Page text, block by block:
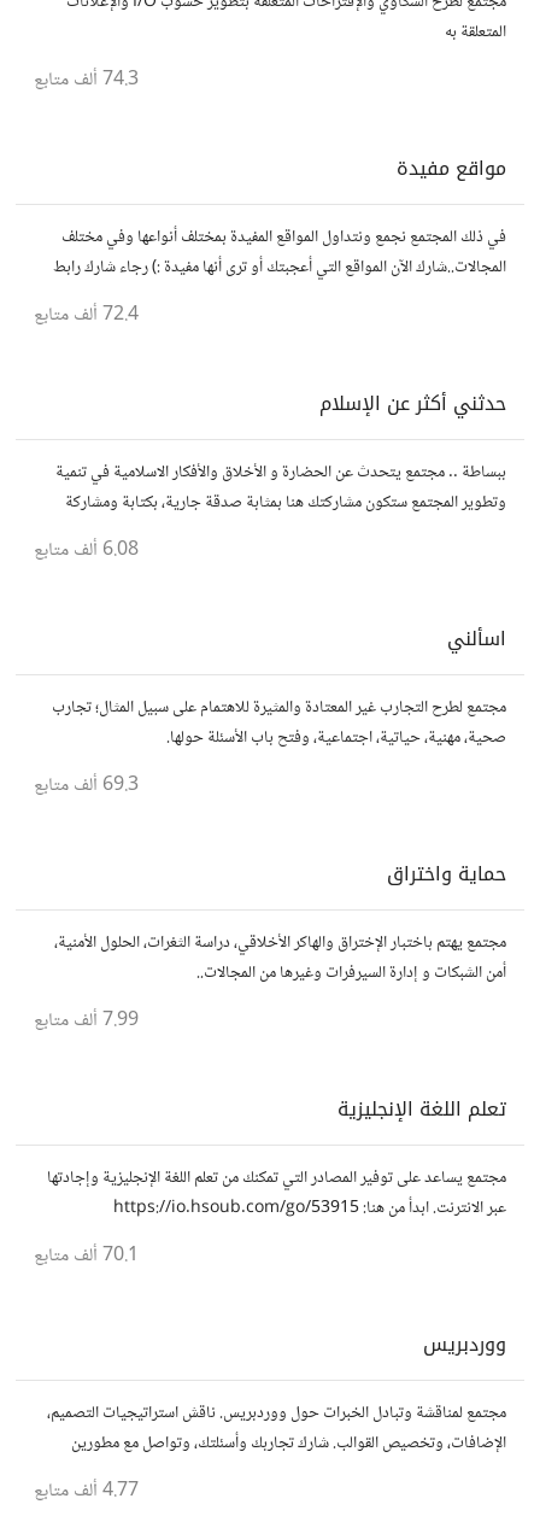
المتعلقة به
74.3 ألف متابع
مواقع مفيدة
في ذلك المجتمع نجمع ونتداول المواقع المفيدة بمختلف أنواعها وفي مختلف
المجالات..شارك الآن المواقع التي أعجبتك أو ترى أنها مفيدة :) رجاء شارك رابط
72.4 ألف متابع
حدثني أكثر عن الإسلام
ببساطة .. مجتمع يتحدث عن الحضارة و الأخلاق والأفكار الاسلامية في تنمية
وتطوير المجتمع ستكون مشاركتك هنا بمثابة صدقة جارية، بكتابة ومشاركة
6.08 ألف متابع
اسألني
مجتمع لطرح التجارب غير المعتادة والمثيرة للاهتمام على سبيل المثال؛ تجارب
صحية، مهنية، حياتية، اجتماعية، وفتح باب الأسئلة حولها.
69.3 ألف متابع
حماية واختراق
مجتمع يهتم باختبار الإختراق والهاكر الأخلاقي، دراسة الثغرات، الحلول الأمنية،
أمن الشبكات و إدارة السيرفرات وغيرها من المجالات..
7.99 ألف متابع
تعلم اللغة الإنجليزية
مجتمع يساعد على توفير المصادر التي تمكنك من تعلم اللغة الإنجليزية وإجادتها
عبر الانترنت. ابدأ من هنا: https://io.hsoub.com/go/53915
70.1 ألف متابع
ووردبريس
مجتمع لمناقشة وتبادل الخبرات حول ووردبريس. ناقش استراتيجيات التصميم،
الإضافات، وتخصيص القوالب. شارك تجاربك وأسئلتك، وتواصل مع مطورين
4.77 ألف متابع